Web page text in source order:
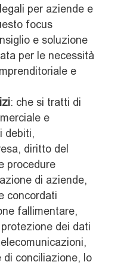
per aziende e
focus
e soluzione
per le necessità
e
: che si tratti di
e
debiti,
diritto del
procedure
di aziende,
concordati
fallimentare,
dei dati
di conciliazione, lo